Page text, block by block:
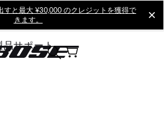
すと最大 ¥30,000 のクレジットを獲得で
きます。
品サポート